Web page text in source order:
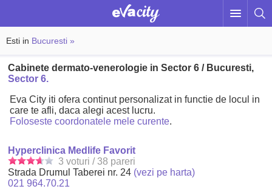
Esti in Bucuresti »
Cabinete dermato-venerologie in Sector 6 / Bucuresti,
Sector 6.
Eva City iti ofera continut personalizat in functie de locul in
care te afli, daca alegi acest lucru.
Foloseste coordonatele mele curente.
Hyperclinica Medlife Favorit
3 voturi / 38 pareri
Strada Drumul Taberei nr. 24 (vezi pe harta)
021 964.70.21